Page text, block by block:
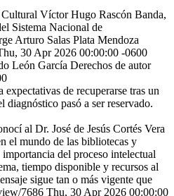
Víctor Hugo Rascón Banda,
Sistema Nacional de
Arturo Salas Plata Mendoza
30 Apr 2026 00:00:00 -0600
León García Derechos de autor
de recuperarse tras un
pasó a ser reservado.
al Dr. José de Jesús Cortés Vera
el mundo de las bibliotecas y
del proceso intelectual
tiempo disponible y recursos al
sigue tan o más vigente que
7686 Thu, 30 Apr 2026 00:00:00